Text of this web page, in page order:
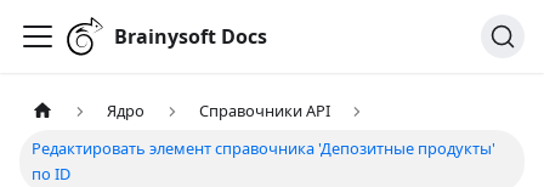
Brainysoft Docs
Ядро
Справочники API
Редактировать элемент справочника 'Депозитные продукты'
по ID